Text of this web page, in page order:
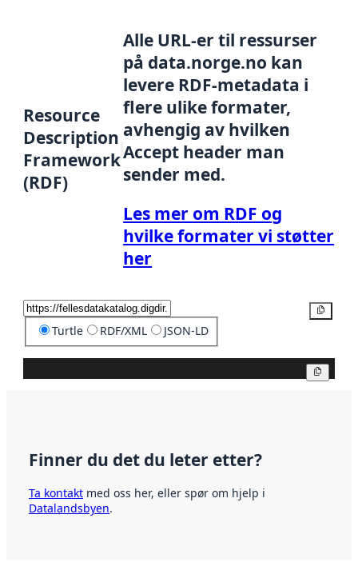
Resource
Description
Framework
(RDF)
Alle URL-er til ressurser
på data.norge.no kan
levere RDF-metadata i
flere ulike formater,
avhengig av hvilken
Accept header man
sender med.
Les mer om RDF og
hvilke formater vi støtter
her
Turtle RDF/XML JSON-LD
Finner du det du leter etter?
Ta kontakt med oss her, eller spør om hjelp i
Datalandsbyen.